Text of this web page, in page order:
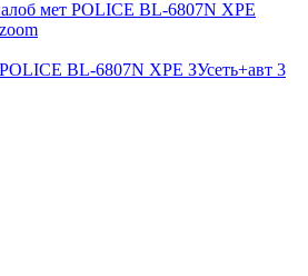
BL-6807N XPE ЗУсеть+авт 3